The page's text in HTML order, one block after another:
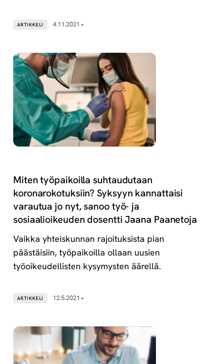
ARTIKKELI 4.11.2021 •
Miten työpaikoilla suhtaudutaan
koronarokotuksiin? Syksyyn kannattaisi
varautua jo nyt, sanoo työ- ja
sosiaalioikeuden dosentti Jaana Paanetoja
Vaikka yhteiskunnan rajoituksista pian
päästäisiin, työpaikoilla ollaan uusien
työoikeudellisten kysymysten äärellä.
ARTIKKELI 12.5.2021 •